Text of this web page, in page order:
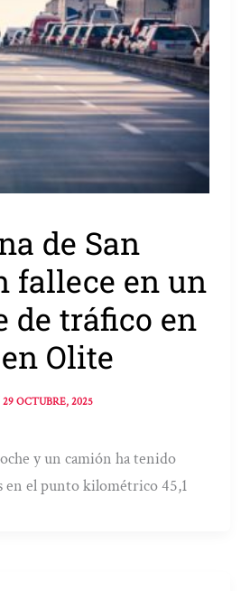
de San
fallece en un
de tráfico en
Olite
29 OCTUBRE, 2025
y un camión ha tenido
en el punto kilométrico 45,1